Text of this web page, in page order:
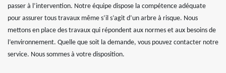
passer à l’intervention. Notre équipe dispose la compétence adéquate
pour assurer tous travaux même s’il s’agit d’un arbre à risque. Nous
mettons en place des travaux qui répondent aux normes et aux besoins de
l’environnement. Quelle que soit la demande, vous pouvez contacter notre
service. Nous sommes à votre disposition.